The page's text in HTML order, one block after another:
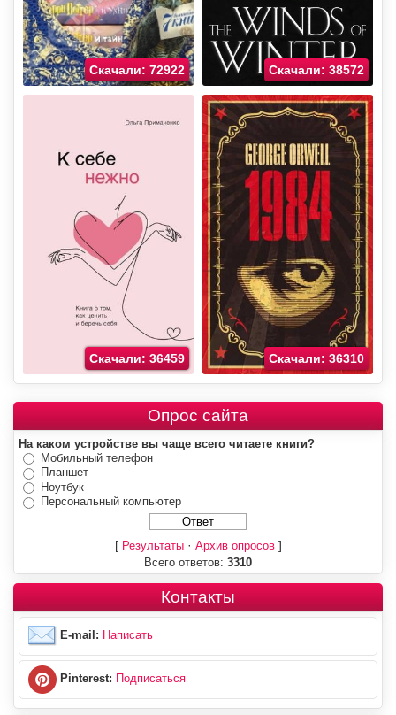
Скачали: 72922 Скачали: 38572
Скачали: 36459 Скачали: 36310
Опрос сайта
На каком устройстве вы чаще всего читаете книги?
Мобильный телефон
Планшет
Ноутбук
Персональный компьютер
[ Результаты· Архив опросов]
Всего ответов: 3310
Контакты
E-mail: Написать
Pinterest: Подписаться